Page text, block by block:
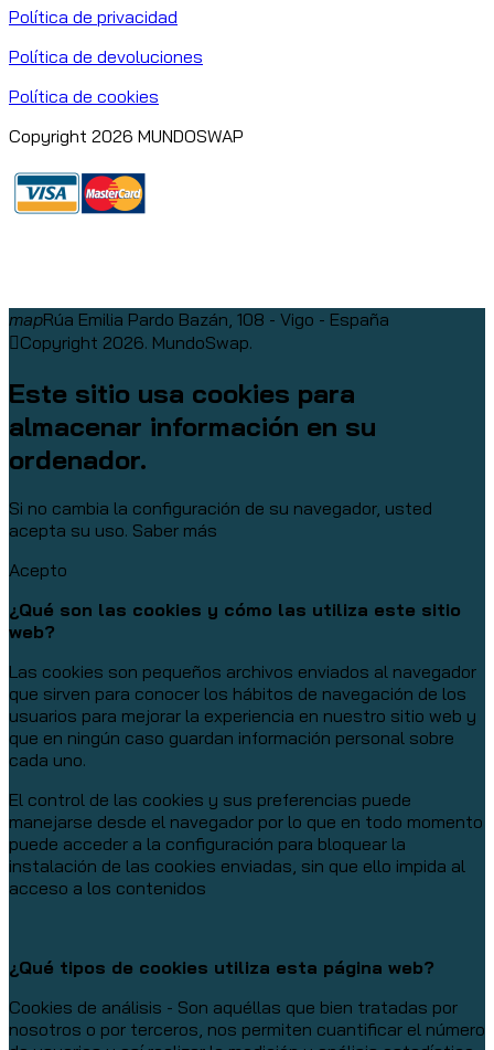
Política de privacidad
Política de devoluciones
Política de cookies
Copyright 2026 MUNDOSWAP
mapRúa Emilia Pardo Bazán, 108 - Vigo - España
Copyright 2026. MundoSwap.
Este sitio usa cookies para
almacenar información en su
ordenador.
Si no cambia la configuración de su navegador, usted
acepta su uso. Saber más
Acepto
¿Qué son las cookies y cómo las utiliza este sitio
web?
Las cookies son pequeños archivos enviados al navegador
que sirven para conocer los hábitos de navegación de los
usuarios para mejorar la experiencia en nuestro sitio web y
que en ningún caso guardan información personal sobre
cada uno.
El control de las cookies y sus preferencias puede
manejarse desde el navegador por lo que en todo momento
puede acceder a la configuración para bloquear la
instalación de las cookies enviadas, sin que ello impida al
acceso a los contenidos
¿Qué tipos de cookies utiliza esta página web?
Cookies de análisis - Son aquéllas que bien tratadas por
nosotros o por terceros, nos permiten cuantificar el número